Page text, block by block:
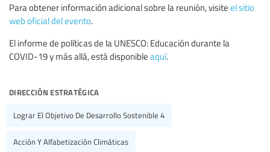
Para obtener información adicional sobre la reunión, visite el sitio
web oficial del evento.
El informe de políticas de la UNESCO: Educación durante la
COVID-19 y más allá, está disponible aquí.
dirección estratégica
Lograr El Objetivo De Desarrollo Sostenible 4
Acción Y Alfabetización Climáticas